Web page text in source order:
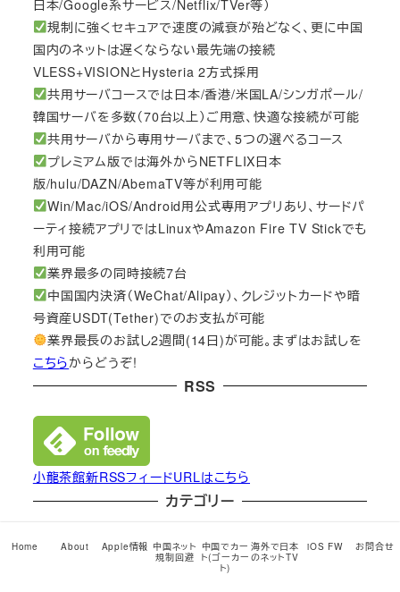
日本/Google系サービス/Netflix/TVer等）
規制に強くセキュアで速度の減衰が殆どなく、更に中国
国内のネットは遅くならない最先端の接続
VLESS+VISIONとHysteria 2方式採用
共用サーバコースでは日本/香港/米国LA/シンガポール/
韓国サーバを多数（70台以上）ご用意、快適な接続が可能
共用サーバから専用サーバまで、5つの選べるコース
プレミアム版では海外からNETFLIX日本
版/hulu/DAZN/AbemaTV等が利用可能
Win/Mac/iOS/Android用公式専用アプリあり、サードパ
ーティ接続アプリではLinuxやAmazon Fire TV Stickでも
利用可能
業界最多の同時接続7台
中国国内決済（WeChat/Alipay）、クレジットカードや暗
号資産USDT(Tether)でのお支払が可能
業界最長のお試し2週間(14日)が可能。まずはお試しを
こちらからどうぞ!
RSS
小龍茶館新RSSフィードURLはこちら
カテゴリー
Android(82)
Apple端末 Mac iPhone iPad サービス
Home About Apple情報 中国ネット
規制回避
中国でカー
ト(ゴーカー
ト)
海外で日本
のネットTV
iOS FW お問合せ